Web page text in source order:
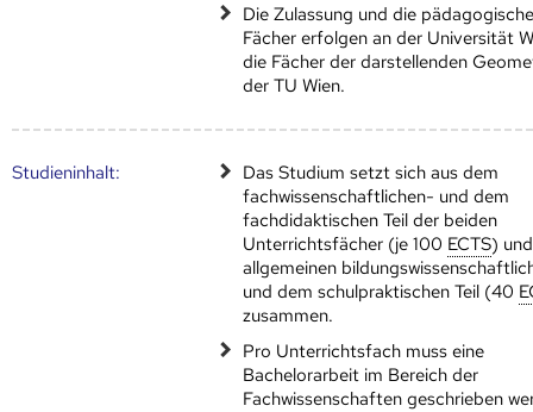
Die Zulassung und die
Fächer erfolgen an der Universität
die Fächer der darstellenden
der TU Wien.
Studien­inhalt:
Das Studium setzt sich aus dem
fachwissenschaftlichen- und dem
fachdidaktischen Teil der beiden
Unterrichtsfächer (je 100 ECTS)
allgemeinen
und dem schulpraktischen Teil (40
zusammen.
Pro Unterrichtsfach muss eine
Bachelorarbeit im Bereich der
Fachwissenschaften geschrieben